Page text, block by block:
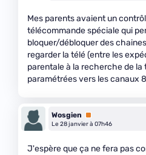
Mes parents avaient un
télécommande spéciale qui
bloquer/débloquer des
regarder la télé (entre les
parentale à la recherche de
paramétrées vers les canaux
Wosgien
Premium
Le 28 janvier à 07h46
J'espère que ça ne fera pas